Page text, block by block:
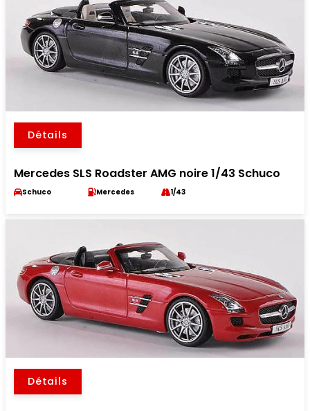
Détails
Mercedes SLS Roadster AMG noire 1/43 Schuco
Schuco Mercedes 1/43
Détails